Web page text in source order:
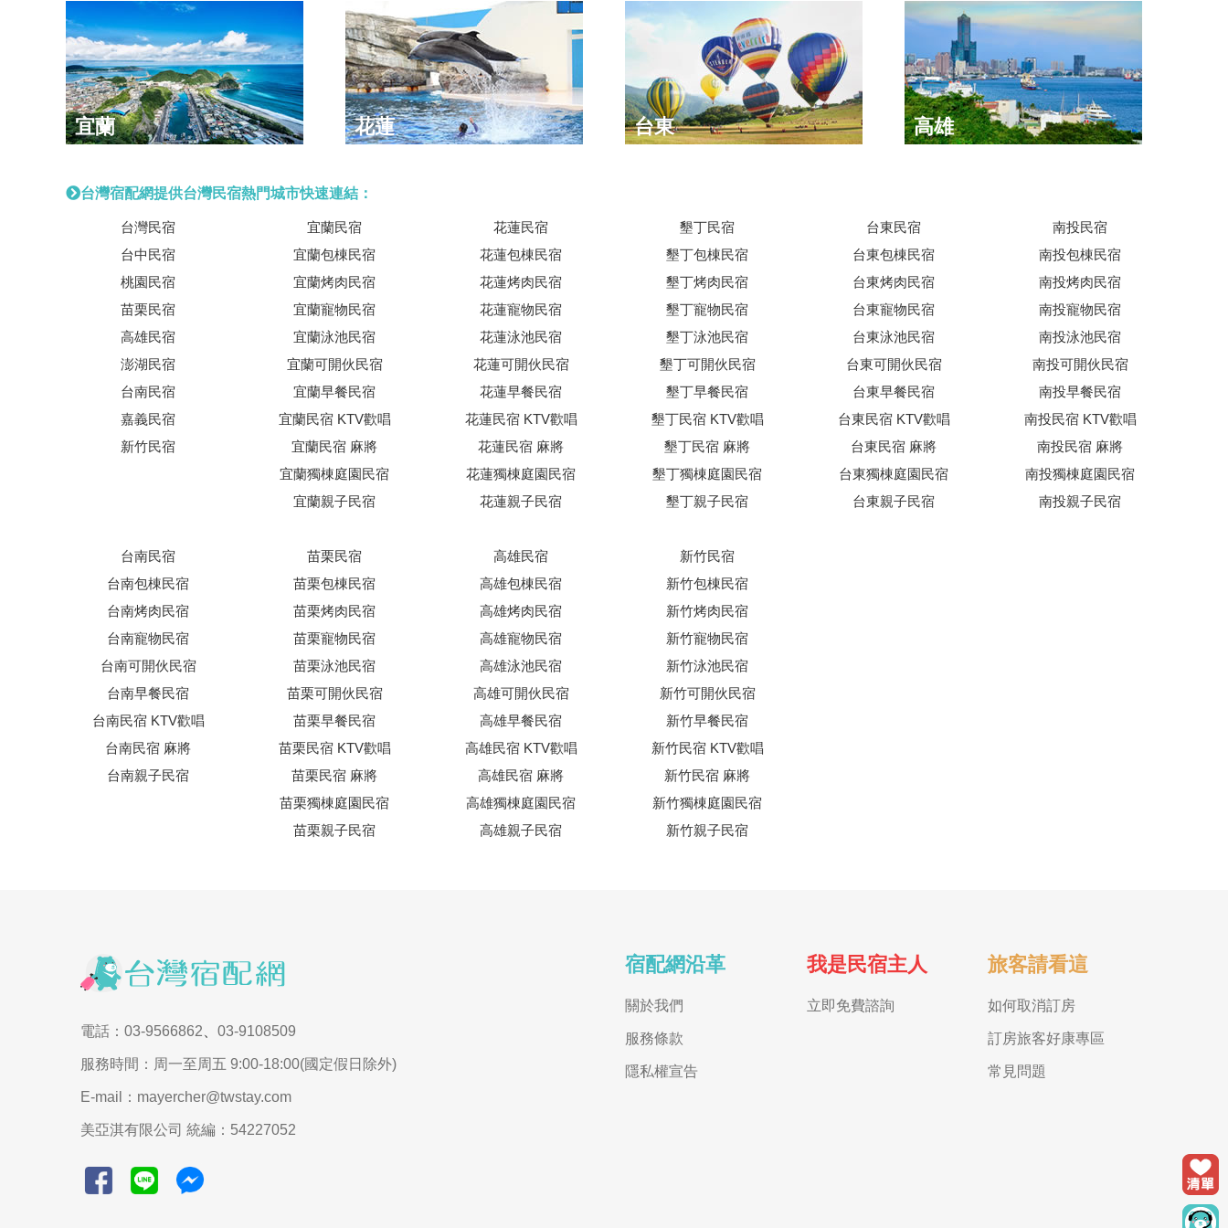
宜蘭 花蓮 台東 高雄
台灣宿配網提供台灣民宿熱門城市快速連結：
台灣民宿
台中民宿
桃園民宿
苗栗民宿
高雄民宿
澎湖民宿
台南民宿
嘉義民宿
新竹民宿
宜蘭民宿
宜蘭包棟民宿
宜蘭烤肉民宿
宜蘭寵物民宿
宜蘭泳池民宿
宜蘭可開伙民宿
宜蘭早餐民宿
宜蘭民宿 KTV歡唱
宜蘭民宿 麻將
宜蘭獨棟庭園民宿
宜蘭親子民宿
花蓮民宿
花蓮包棟民宿
花蓮烤肉民宿
花蓮寵物民宿
花蓮泳池民宿
花蓮可開伙民宿
花蓮早餐民宿
花蓮民宿 KTV歡唱
花蓮民宿 麻將
花蓮獨棟庭園民宿
花蓮親子民宿
墾丁民宿
墾丁包棟民宿
墾丁烤肉民宿
墾丁寵物民宿
墾丁泳池民宿
墾丁可開伙民宿
墾丁早餐民宿
墾丁民宿 KTV歡唱
墾丁民宿 麻將
墾丁獨棟庭園民宿
墾丁親子民宿
台東民宿
台東包棟民宿
台東烤肉民宿
台東寵物民宿
台東泳池民宿
台東可開伙民宿
台東早餐民宿
台東民宿 KTV歡唱
台東民宿 麻將
台東獨棟庭園民宿
台東親子民宿
南投民宿
南投包棟民宿
南投烤肉民宿
南投寵物民宿
南投泳池民宿
南投可開伙民宿
南投早餐民宿
南投民宿 KTV歡唱
南投民宿 麻將
南投獨棟庭園民宿
南投親子民宿
台南民宿
台南包棟民宿
台南烤肉民宿
台南寵物民宿
台南可開伙民宿
台南早餐民宿
台南民宿 KTV歡唱
台南民宿 麻將
台南親子民宿
苗栗民宿
苗栗包棟民宿
苗栗烤肉民宿
苗栗寵物民宿
苗栗泳池民宿
苗栗可開伙民宿
苗栗早餐民宿
苗栗民宿 KTV歡唱
苗栗民宿 麻將
苗栗獨棟庭園民宿
苗栗親子民宿
高雄民宿
高雄包棟民宿
高雄烤肉民宿
高雄寵物民宿
高雄泳池民宿
高雄可開伙民宿
高雄早餐民宿
高雄民宿 KTV歡唱
高雄民宿 麻將
高雄獨棟庭園民宿
高雄親子民宿
新竹民宿
新竹包棟民宿
新竹烤肉民宿
新竹寵物民宿
新竹泳池民宿
新竹可開伙民宿
新竹早餐民宿
新竹民宿 KTV歡唱
新竹民宿 麻將
新竹獨棟庭園民宿
新竹親子民宿
電話：03-9566862 03-9108509
服務時間：周一至周五 9:00-18:00(國定假日除外)
E-mail：mayercher@twstay.com
美亞淇有限公司 統編：54227052
宿配網沿革
關於我們
服務條款
隱私權宣告
我是民宿主人
立即免費諮詢
旅客請看這
如何取消訂房
訂房旅客好康專區
常見問題